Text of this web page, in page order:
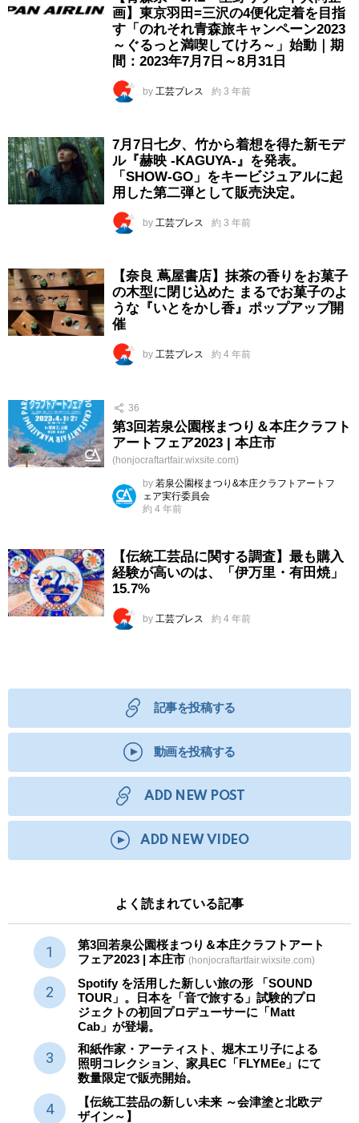
画】東京羽田=三沢の4便化定着を目指
す「のれそれ青森旅キャンペーン2023
～ぐるっと満喫してけろ～」始動｜期
間：2023年7月7日～8月31日
by 工芸プレス 約 3 年前
7月7日七夕、竹から着想を得た新モデ
ル『赫映 -KAGUYA-』を発表。
「SHOW-GO」をキービジュアルに起
用した第二弾として販売決定。
by 工芸プレス 約 3 年前
【奈良 蔦屋書店】抹茶の香りをお菓子
の木型に閉じ込めた まるでお菓子のよ
うな『いとをかし香』ポップアップ開
催
by 工芸プレス 約 4 年前
36
第3回若泉公園桜まつり＆本庄クラフト
アートフェア2023 | 本庄市
(honjocraftartfair.wixsite.com)
by 若泉公園桜まつり&本庄クラフトアートフ
ェア実行委員会
約 4 年前
【伝統工芸品に関する調査】最も購入
経験が高いのは、「伊万里・有田焼」
15.7%
by 工芸プレス 約 4 年前
記事を投稿する
動画を投稿する
ADD NEW POST
ADD NEW VIDEO
よく読まれている記事
第3回若泉公園桜まつり＆本庄クラフトアート
フェア2023 | 本庄市 (honjocraftartfair.wixsite.com)
Spotify を活用した新しい旅の形 「SOUND
TOUR」。日本を「音で旅する」試験的プロ
ジェクトの初回プロデューサーに「Matt
Cab」が登場。
和紙作家・アーティスト、堀木エリ子による
照明コレクション、家具EC「FLYMEe」にて
数量限定で販売開始。
【伝統工芸品の新しい未来 ～会津塗と北欧デ
ザイン～】